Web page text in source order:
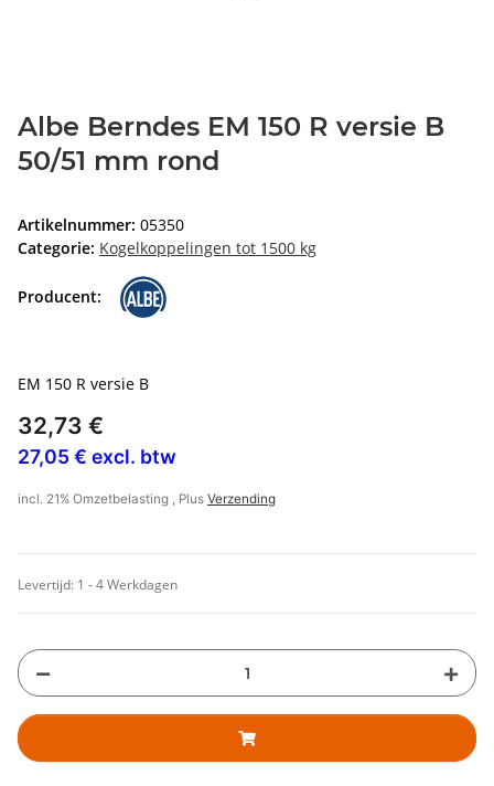
Albe Berndes EM 150 R versie B
50/51 mm rond
Artikelnummer: 05350
Categorie: Kogelkoppelingen tot 1500 kg
Producent:
EM 150 R versie B
32,73 €
27,05 € excl. btw
incl. 21% Omzetbelasting , Plus Verzending
Levertijd: 1 - 4 Werkdagen